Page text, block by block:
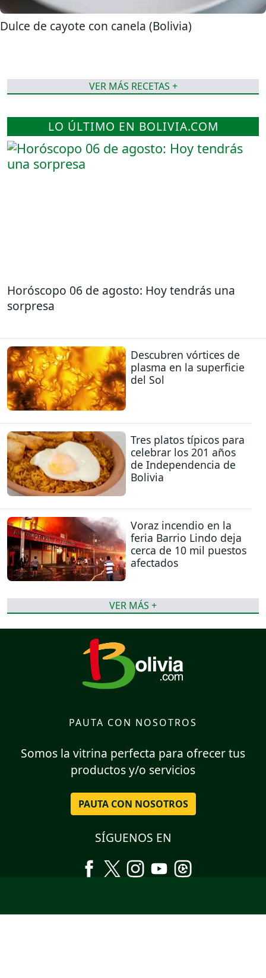
Dulce de cayote con canela (Bolivia)
VER MÁS RECETAS +
LO ÚLTIMO EN BOLIVIA.COM
Horóscopo 06 de agosto: Hoy tendrás una
sorpresa
Descubren vórtices de
plasma en la superficie
del Sol
Tres platos típicos para
celebrar los 201 años
de Independencia de
Bolivia
Voraz incendio en la
feria Barrio Lindo deja
cerca de 10 mil puestos
afectados
VER MÁS +
PAUTA CON NOSOTROS
Somos la vitrina perfecta para ofrecer tus
productos y/o servicios
PAUTA CON NOSOTROS
SÍGUENOS EN